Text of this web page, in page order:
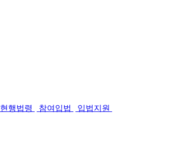
현행법령 참여입법
입법지원